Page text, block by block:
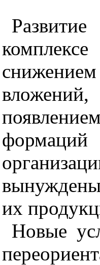
формаций
организаци
вынуждены
их продукц
Новые